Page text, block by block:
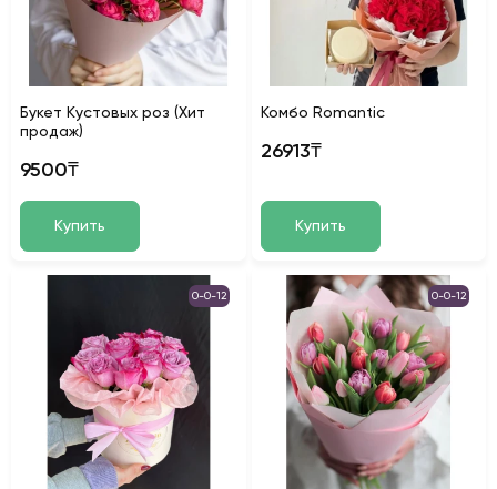
Букет Кустовых роз (Хит
продаж)
9500₸
Купить
Комбо Romantic
26913₸
Купить
0-0-12 0-0-12